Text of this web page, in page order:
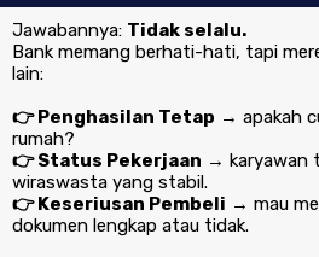
Jawabannya: Tidak selalu.
Bank memang berhati-hati, tapi
lain:
👉 Penghasilan Tetap → apakah
rumah?
👉 Status Pekerjaan → karyawan
wiraswasta yang stabil.
👉 Keseriusan Pembeli → mau
dokumen lengkap atau tidak.